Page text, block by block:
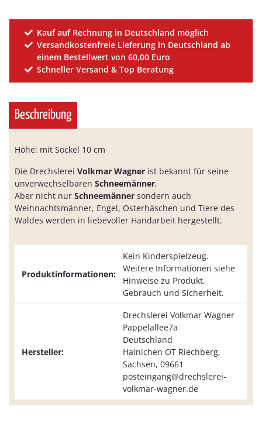
Kauf auf Rechnung in Deutschland möglich
Versandkostenfreie Lieferung in Deutschland ab
einem Bestellwert von 60,00 Euro
Schneller Versand & Top Beratung
Beschreibung
Höhe: mit Sockel 10 cm
Die Drechslerei Volkmar Wagner ist bekannt für seine
unverwechselbaren Schneemänner.
Aber nicht nur Schneemänner sondern auch
Weihnachtsmänner, Engel, Osterhäschen und Tiere des
Waldes werden in liebevoller Handarbeit hergestellt.
Produktinformationen:
Kein Kinderspielzeug.
Weitere Informationen siehe
Hinweise zu Produkt,
Gebrauch und Sicherheit.
Hersteller:
Drechslerei Volkmar Wagner
Pappelallee7a
Deutschland
Hainichen OT Riechberg,
Sachsen, 09661
posteingang@drechslerei-
volkmar-wagner.de